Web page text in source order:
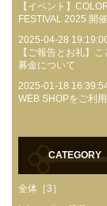
【イベント】
FESTIVAL 2025 開
2025-04-28
【ご報告とお礼】
募金について
2025-01-18
WEB SHOPをご利
CATEGORY
全体［3］